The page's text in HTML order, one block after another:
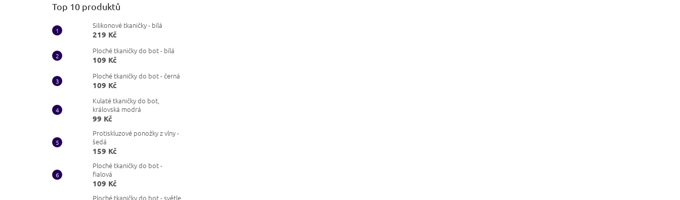
Top 10 produktů
Silikonové tkaničky - bílá
219 Kč
Ploché tkaničky do bot - bílá
109 Kč
Ploché tkaničky do bot - černá
109 Kč
Kulaté tkaničky do bot,
královská modrá
99 Kč
Protiskluzové ponožky z vlny -
šedá
159 Kč
Ploché tkaničky do bot -
fialová
109 Kč
Ploché tkaničky do bot - světle